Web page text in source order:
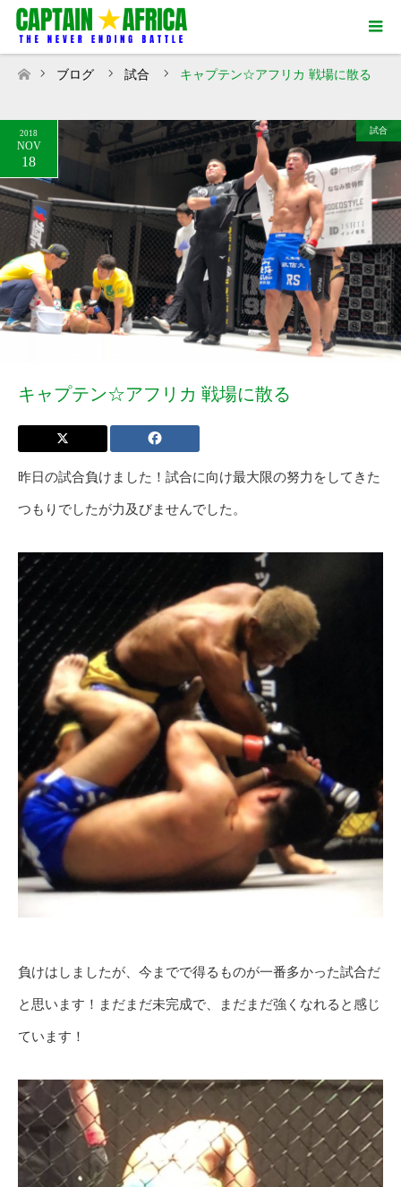
ホーム
ブログ 試合 キャプテン☆アフリカ 戦場に散る
2018
NOV
18
試合
キャプテン☆アフリカ 戦場に散る
昨日の試合負けました！試合に向け最大限の努力をしてきた
つもりでしたが力及びませんでした。
負けはしましたが、今までで得るものが一番多かった試合だ
と思います！まだまだ未完成で、まだまだ強くなれると感じ
ています！